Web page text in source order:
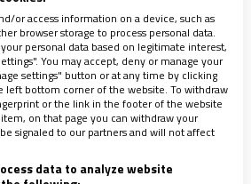
de Estados Unidos,
el visto bueno del líder
el 29 de septiembre un plan
la creación de un Gobierno de
de Hamás, la
la Franja y la posibilidad de
un Estado palestino.
or access information on a device, such as
browser storage to process personal data.
personal data based on legitimate interest,
You may accept, deny or manage your
settings" button or at any time by clicking
bottom corner of the website. To withdraw
or the link in the footer of the website
on that page you can withdraw your
signaled to our partners and will not affect
data to analyze website